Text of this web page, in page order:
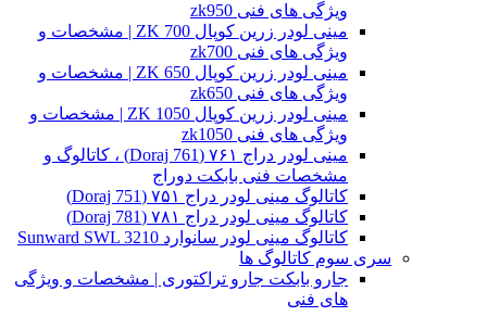
ویژگی های فنی zk950
مینی لودر زرین کوپال ZK 700 | مشخصات و
ویژگی های فنی zk700
مینی لودر زرین کوپال ZK 650 | مشخصات و
ویژگی های فنی zk650
مینی لودر زرین کوپال ZK 1050 | مشخصات و
ویژگی های فنی zk1050
مینی لودر دراج ۷۶۱ (Doraj 761) ، کاتالوگ و
مشخصات فنی بابکت دوراج
کاتالوگ مینی لودر دراج ۷۵۱ (Doraj 751)
کاتالوگ مینی لودر دراج ۷۸۱ (Doraj 781)
کاتالوگ مینی لودر سانوارد Sunward SWL 3210
سری سوم کاتالوگ ها
جارو بابکت جارو تراکتوری | مشخصات و ویژگی
های فنی